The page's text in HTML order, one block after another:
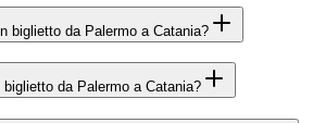
biglietto da Palermo a Catania?
da Palermo a Catania?